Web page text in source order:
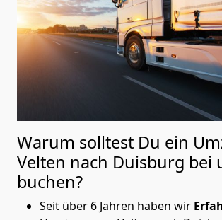
Warum solltest Du ein
Velten nach Duisburg bei
buchen?
Seit über 6 Jahren haben wir